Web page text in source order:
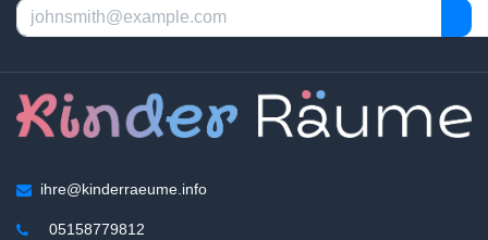
ihre@kinderraeume.info
05158779812